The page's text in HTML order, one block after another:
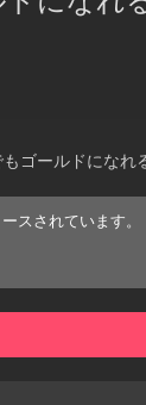
ゴールドにな
スされています。